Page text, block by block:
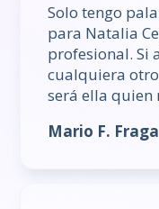
Solo tengo
para Natalia
profesional. Si
cualquiera
será ella quien
Mario F. Fraga